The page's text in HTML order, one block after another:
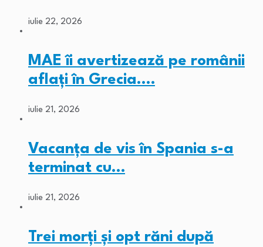
iulie 22, 2026
MAE îi avertizează pe românii
aflați în Grecia.…
iulie 21, 2026
Vacanța de vis în Spania s-a
terminat cu…
iulie 21, 2026
Trei morți și opt răni după